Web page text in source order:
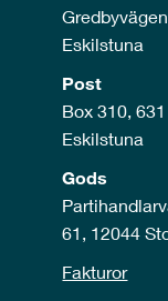
Eskilstuna
Post
Box 310,
Eskilstuna
Gods
61, 12044
Fakturor